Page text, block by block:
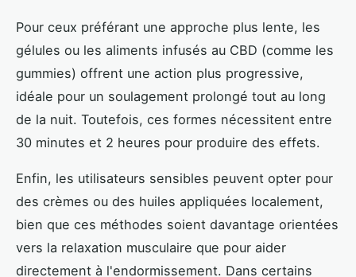
Pour ceux préférant une approche plus lente, les
gélules ou les aliments infusés au CBD (comme les
gummies) offrent une action plus progressive,
idéale pour un soulagement prolongé tout au long
de la nuit. Toutefois, ces formes nécessitent entre
30 minutes et 2 heures pour produire des effets.
Enfin, les utilisateurs sensibles peuvent opter pour
des crèmes ou des huiles appliquées localement,
bien que ces méthodes soient davantage orientées
vers la relaxation musculaire que pour aider
directement à l'endormissement. Dans certains